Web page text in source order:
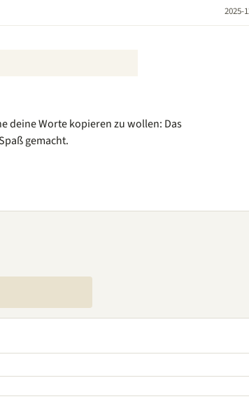
2025-
deine Worte kopieren zu wollen: Das
gemacht.